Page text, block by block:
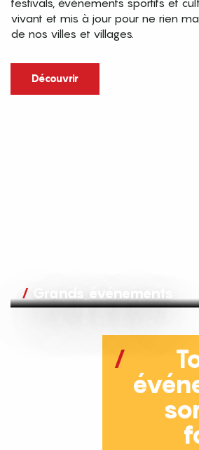
festivals, événements sportifs et
vivant et mis à jour pour ne rien
de nos villes et villages.
Découvrir
Grands événements